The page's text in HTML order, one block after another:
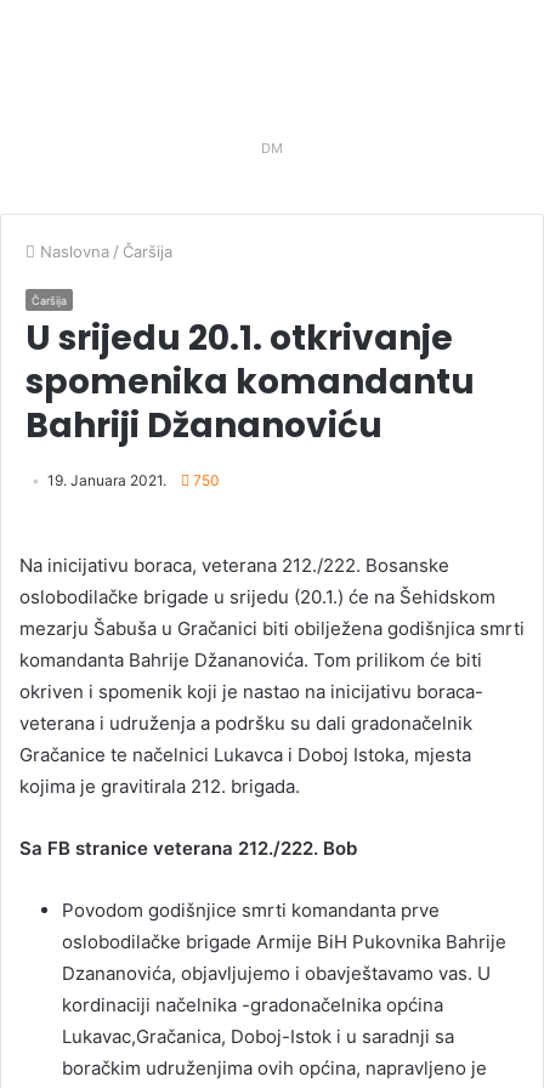
DM
Naslovna / Čaršija
Čaršija
U srijedu 20.1. otkrivanje
spomenika komandantu
Bahriji Džananoviću
19. Januara 2021. 750
Na inicijativu boraca, veterana 212./222. Bosanske
oslobodilačke brigade u srijedu (20.1.) će na Šehidskom
mezarju Šabuša u Gračanici biti obilježena godišnjica smrti
komandanta Bahrije Džananovića. Tom prilikom će biti
okriven i spomenik koji je nastao na inicijativu boraca-
veterana i udruženja a podršku su dali gradonačelnik
Gračanice te načelnici Lukavca i Doboj Istoka, mjesta
kojima je gravitirala 212. brigada.
Sa FB stranice veterana 212./222. Bob
Povodom godišnjice smrti komandanta prve
oslobodilačke brigade Armije BiH Pukovnika Bahrije
Dzananovića, objavljujemo i obavještavamo vas. U
kordinaciji načelnika -gradonačelnika općina
Lukavac,Gračanica, Doboj-Istok i u saradnji sa
boračkim udruženjima ovih općina, napravljeno je